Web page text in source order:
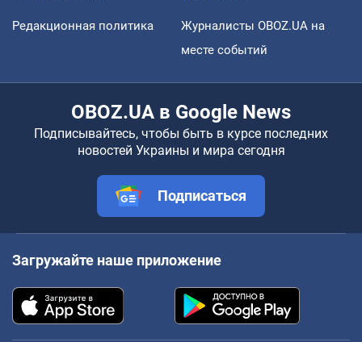
Редакционная политика
Журналисты OBOZ.UA на
месте событий
OBOZ.UA в Google News
Подписывайтесь, чтобы быть в курсе последних
новостей Украины и мира сегодня
Подписаться
Загружайте наше приложение